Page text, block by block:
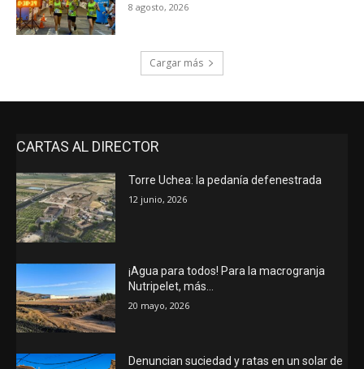
8 agosto, 2026
Cargar más
CARTAS AL DIRECTOR
Torre Uchea: la pedanía defenestrada
12 junio, 2026
¡Agua para todos! Para la macrogranja
Nutripelet, más…
20 mayo, 2026
Denuncian suciedad y ratas en un solar de